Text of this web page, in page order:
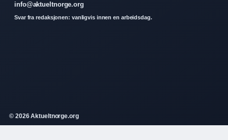
info@aktueltnorge.org
Svar fra redaksjonen: vanligvis innen en arbeidsdag.
© 2026 Aktueltnorge.org